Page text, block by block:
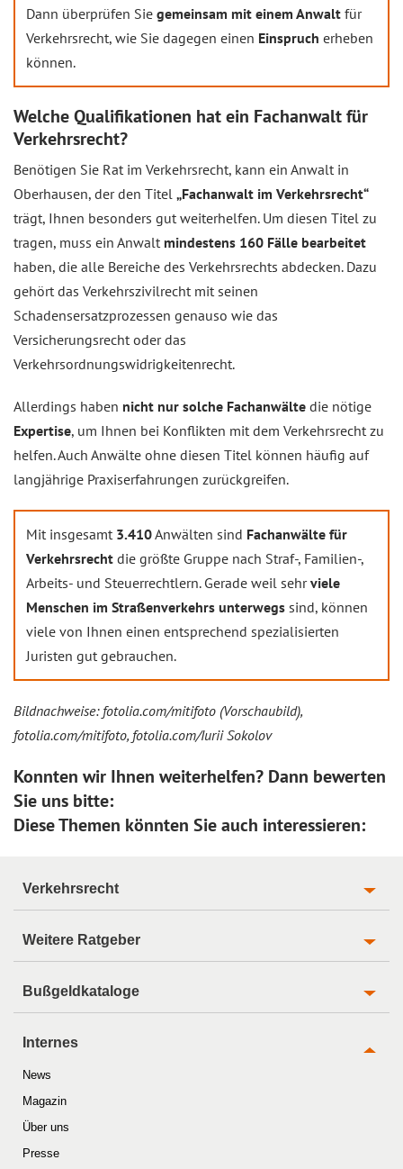
Dann überprüfen Sie gemeinsam mit einem Anwalt für
Verkehrsrecht, wie Sie dagegen einen Einspruch erheben
können.
Welche Qualifikationen hat ein Fachanwalt für
Verkehrsrecht?
Benötigen Sie Rat im Verkehrsrecht, kann ein Anwalt in
Oberhausen, der den Titel „Fachanwalt im Verkehrsrecht“
trägt, Ihnen besonders gut weiterhelfen. Um diesen Titel zu
tragen, muss ein Anwalt mindestens 160 Fälle bearbeitet
haben, die alle Bereiche des Verkehrsrechts abdecken. Dazu
gehört das Verkehrszivilrecht mit seinen
Schadensersatzprozessen genauso wie das
Versicherungsrecht oder das
Verkehrsordnungswidrigkeitenrecht.
Allerdings haben nicht nur solche Fachanwälte die nötige
Expertise, um Ihnen bei Konflikten mit dem Verkehrsrecht zu
helfen. Auch Anwälte ohne diesen Titel können häufig auf
langjährige Praxiserfahrungen zurückgreifen.
Mit insgesamt 3.410Anwälten sind Fachanwälte für
Verkehrsrecht die größte Gruppe nach Straf-, Familien-,
Arbeits- und Steuerrechtlern. Gerade weil sehrviele
Menschen im Straßenverkehrs unterwegs sind, können
viele von Ihnen einen entsprechend spezialisierten
Juristen gut gebrauchen.
Bildnachweise: fotolia.com/mitifoto (Vorschaubild),
fotolia.com/mitifoto, fotolia.com/Iurii Sokolov
Konnten wir Ihnen weiterhelfen? Dann bewerten
Sie uns bitte:
Diese Themen könnten Sie auch interessieren:
Verkehrsrecht
Weitere Ratgeber
Bußgeldkataloge
Internes
News
Magazin
Über uns
Presse